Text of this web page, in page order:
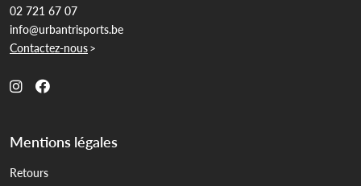
02 721 67 07
info@urbantrisports.be
Contactez-nous>
Mentions légales
Retours